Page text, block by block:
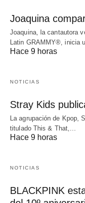
Joaquina
Joaquina, la cantautora
Latin GRAMMY®, inicia
Hace 9 horas
NOTICIAS
Stray Kids
La agrupación de Kpop,
titulado This & That,…
Hace 9 horas
NOTICIAS
BLACKPINK